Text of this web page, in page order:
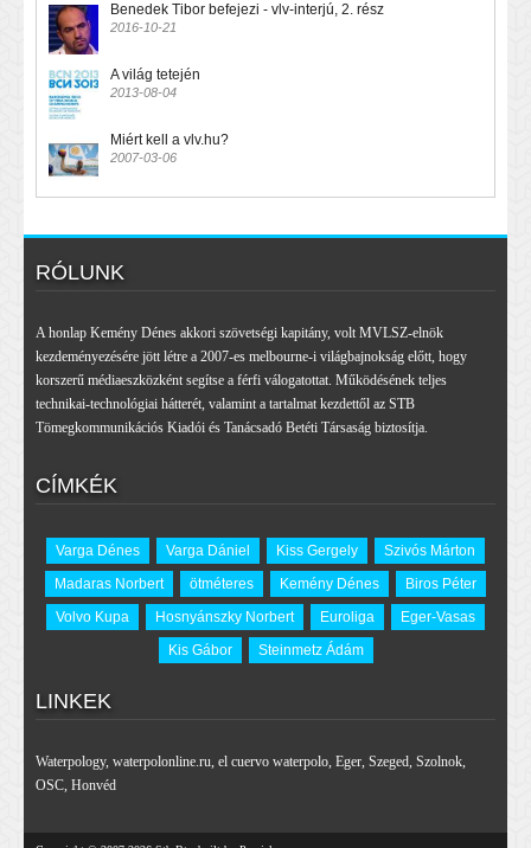
Benedek Tibor befejezi - vlv-interjú, 2. rész
2016-10-21
A világ tetején
2013-08-04
Miért kell a vlv.hu?
2007-03-06
RÓLUNK
A honlap Kemény Dénes akkori szövetségi kapitány, volt MVLSZ-elnök
kezdeményezésére jött létre a 2007-es melbourne-i világbajnokság előtt, hogy
korszerű médiaeszközként segítse a férfi válogatottat. Működésének teljes
technikai-technológiai hátterét, valamint a tartalmat kezdettől az STB
Tömegkommunikációs Kiadói és Tanácsadó Betéti Társaság biztosítja.
CÍMKÉK
Varga Dénes Varga Dániel Kiss Gergely
Szivós Márton
Madaras Norbert
ötméteres Kemény Dénes
Biros Péter
Volvo Kupa
Hosnyánszky Norbert Euroliga
Eger-Vasas
Kis Gábor
Steinmetz Ádám
LINKEK
Waterpology, waterpolonline.ru, el cuervo waterpolo, Eger, Szeged, Szolnok,
OSC, Honvéd